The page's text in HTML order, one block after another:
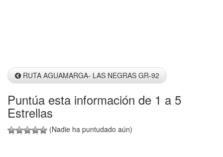
InfoRUTA AGUAMARGA- LAS NEGRAS GR-92
Puntúa esta información de 1 a 5
Estrellas
(Nadie ha puntudado aún)